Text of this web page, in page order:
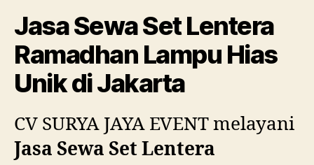
Jasa Sewa Set Lentera
Ramadhan Lampu Hias
Unik di Jakarta
CV SURYA JAYA EVENT melayani
Jasa Sewa Set Lentera